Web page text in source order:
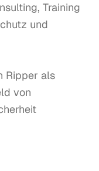
Training
und
Ripper als
von